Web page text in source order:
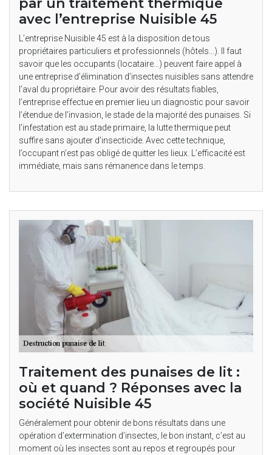
avec l’entreprise Nuisible 45
L’entreprise Nuisible 45 est à la disposition de tous
propriétaires particuliers et professionnels (hôtels…). Il faut
savoir que les occupants (locataire…) peuvent faire appel à
une entreprise d’élimination d’insectes nuisibles sans attendre
l’aval du propriétaire. Pour avoir des résultats fiables,
l’entreprise effectue en premier lieu un diagnostic pour savoir
l’étendue de l’invasion, le stade de la majorité des punaises. Si
l’infestation est au stade primaire, la lutte thermique peut
suffire sans ajouter d’insecticide. Avec cette technique,
l’occupant n’est pas obligé de quitter les lieux. L’efficacité est
immédiate, mais sans rémanence dans le temps.
Traitement des punaises de lit :
où et quand ? Réponses avec la
société Nuisible 45
Généralement pour obtenir de bons résultats dans une
opération d’extermination d’insectes, le bon instant, c’est au
moment où les insectes sont au repos et regroupés pour